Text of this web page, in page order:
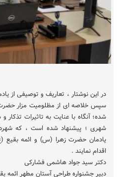
در این نوشتار ، تعاریف و توصیفی از
سپس خلاصه ای از مظلومیت مزار
شده؛ آنگاه با عنایت به تاثیرات
شهری ؛ پیشنهاد شده است ، که
یادمان حضرت زهرا (س) و ائمه
اقدام نمایند .
دکتر سید جواد هاشمی فشارکی
دبیر جشنواره طراحی آستان مطهر ائمه